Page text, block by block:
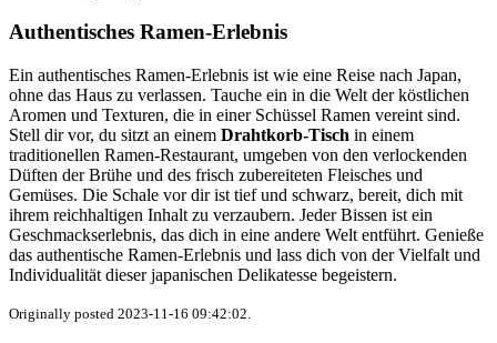
Authentisches Ramen-Erlebnis
Ein authentisches Ramen-Erlebnis ist wie eine Reise nach Japan,
ohne das Haus zu verlassen. Tauche ein in die Welt der köstlichen
Aromen und Texturen, die in einer Schüssel Ramen vereint sind.
Stell dir vor, du sitzt an einem Drahtkorb-Tisch in einem
traditionellen Ramen-Restaurant, umgeben von den verlockenden
Düften der Brühe und des frisch zubereiteten Fleisches und
Gemüses. Die Schale vor dir ist tief und schwarz, bereit, dich mit
ihrem reichhaltigen Inhalt zu verzaubern. Jeder Bissen ist ein
Geschmackserlebnis, das dich in eine andere Welt entführt. Genieße
das authentische Ramen-Erlebnis und lass dich von der Vielfalt und
Individualität dieser japanischen Delikatesse begeistern.
Originally posted 2023-11-16 09:42:02.